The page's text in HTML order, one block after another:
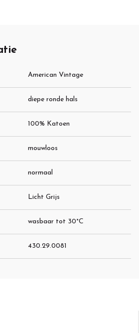
American Vintage
diepe ronde hals
100% Katoen
mouwloos
normaal
Licht Grijs
wasbaar tot 30°C
430.29.0081